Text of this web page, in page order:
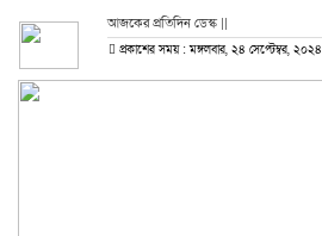
আজকের প্রতিদিন ডেস্ক ||
প্রকাশের সময় : মঙ্গলবার, ২৪ সেপ্টেম্বর, ২০২৪